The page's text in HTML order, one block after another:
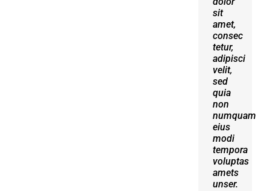
sit
amet,
consec
tetur,
adipisci
velit,
sed
quia
non
numquam
eius
modi
tempora
voluptas
amets
unser.
eget
pulvinar
nibh.
Suspendisse
at
ultrices
dui.
Curabitur
ac
felis
arcu
sadips
ipsums
fugiats
nemis.